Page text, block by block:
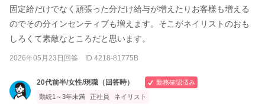
固定給だけでなく頑張った分だけ給与が増えたりお客様も増える
のでその分インセンティブも増えます。そこがネイリストのおも
しろくて素敵なところだと思います。
2026年05月23日回答 ID 4218-81775B
20代前半/女性/現職（回答時）
勤務確認済み
勤続1～3年未満
正社員 ネイリスト